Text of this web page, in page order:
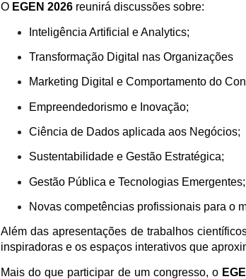
O EGEN 2026 reunirá discussões sobre:
Inteligência Artificial e Analytics;
Transformação Digital nas Organizações
Marketing Digital e Comportamento do
Empreendedorismo e Inovação;
Ciência de Dados aplicada aos Negócios;
Sustentabilidade e Gestão Estratégica;
Gestão Pública e Tecnologias Emergentes;
Novas competências profissionais para o
Além das apresentações de trabalhos
inspiradoras e os espaços interativos que
Mais do que participar de um congresso, o